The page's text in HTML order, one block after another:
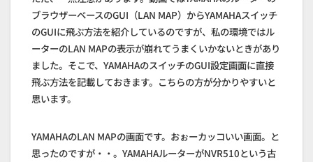
ブラウザーベースのGUI（LAN MAP）からYAMAHAスイッチ
のGUIに飛ぶ方法を紹介しているのですが、私の環境ではル
ーターのLAN MAPの表示が崩れてうまくいかないときがあり
ました。そこで、YAMAHAのスイッチのGUI設定画面に直接
飛ぶ方法を記載しておきます。こちらの方が分かりやすいと
思います。
YAMAHAのLAN MAPの画面です。おぉーカッコいい画面。と
思ったのですが・・。YAMAHAルーターがNVR510という古